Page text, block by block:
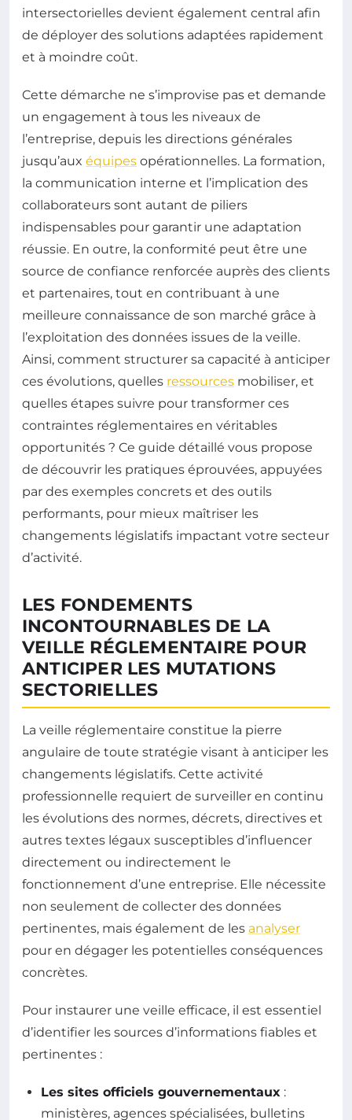
intersectorielles devient également central afin
de déployer des solutions adaptées rapidement
et à moindre coût.
Cette démarche ne s’improvise pas et demande
un engagement à tous les niveaux de
l’entreprise, depuis les directions générales
jusqu’aux équipes opérationnelles. La formation,
la communication interne et l’implication des
collaborateurs sont autant de piliers
indispensables pour garantir une adaptation
réussie. En outre, la conformité peut être une
source de confiance renforcée auprès des clients
et partenaires, tout en contribuant à une
meilleure connaissance de son marché grâce à
l’exploitation des données issues de la veille.
Ainsi, comment structurer sa capacité à anticiper
ces évolutions, quelles ressources mobiliser, et
quelles étapes suivre pour transformer ces
contraintes réglementaires en véritables
opportunités ? Ce guide détaillé vous propose
de découvrir les pratiques éprouvées, appuyées
par des exemples concrets et des outils
performants, pour mieux maîtriser les
changements législatifs impactant votre secteur
d’activité.
LES FONDEMENTS
INCONTOURNABLES DE LA
VEILLE RÉGLEMENTAIRE POUR
ANTICIPER LES MUTATIONS
SECTORIELLES
La veille réglementaire constitue la pierre
angulaire de toute stratégie visant à anticiper les
changements législatifs. Cette activité
professionnelle requiert de surveiller en continu
les évolutions des normes, décrets, directives et
autres textes légaux susceptibles d’influencer
directement ou indirectement le
fonctionnement d’une entreprise. Elle nécessite
non seulement de collecter des données
pertinentes, mais également de les analyser
pour en dégager les potentielles conséquences
concrètes.
Pour instaurer une veille efficace, il est essentiel
d’identifier les sources d’informations fiables et
pertinentes :
Les sites officiels gouvernementaux :
ministères, agences spécialisées, bulletins